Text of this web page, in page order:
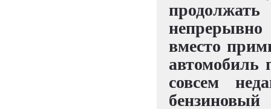
продолжать
непрерывно
вместо
автомобиль
совсем